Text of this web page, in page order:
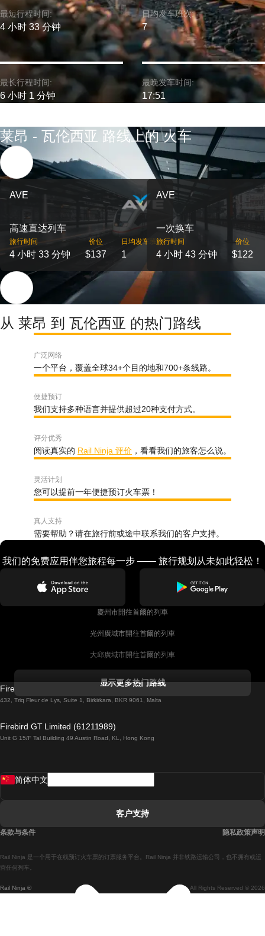
最短行程时间:
4 小时 33 分钟
最长行程时间:
6 小时 1 分钟
日均发车班次:
7
最晚发车时间:
17:51
莱昂 - 瓦伦西亚 路线上的 火车
AVE
高速直达列车
旅行时间
4 小时 33 分钟
价位
$137
日均发车班次
1
AVE
一次换车
旅行时间
4 小时 43 分钟
价位
$122
从 莱昂 到 瓦伦西亚 的热门路线
广泛网络
一个平台，覆盖全球34+个目的地和700+条线路。
便捷预订
我们支持多种语言并提供超过20种支付方式。
评分优秀
阅读真实的 Rail Ninja 评价 ，看看我们的旅客怎么说。
灵活计划
您可以提前一年便捷预订火车票！
真人支持
需要帮助？请在旅行前或途中联系我们的客户支持。
我们的免费应用伴您旅程每一步 —— 旅行规划从未如此轻松！
慶州市開往首爾的列車
光州廣域市開往首爾的列車
大邱廣域市開往首爾的列車
都柏林開往戈尔韦的列車
羅馬開往拿坡里的列車
馬德里開往巴塞罗那的列車
显示更多热门路线
Firebird GT Limited (OC 1451)
432, Triq Fleur de Lys, Suite 1, Birkirkara, BKR 9061, Malta
Firebird GT Limited (61211989)
Unit G 15/F Tal Building 49 Austin Road, KL, Hong Kong
Rail Ninja ® All Rights Reserved © 2026
Rail Ninja 是一个用于在线预订火车票的订票服务平台。Rail Ninja 并非铁路运输公司，也不拥有或运
营任何列车。
简体中文
客户支持
条款与条件 隐私政策声明